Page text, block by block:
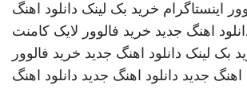
اینستاگرام خرید بک لینک دانلود اهنگ
اهنگ جدید خرید فالوور لایک کامنت
بک لینک دانلود اهنگ جدید خرید فالوور
اهنگ جدید دانلود اهنگ جدید دانلود اهنگ